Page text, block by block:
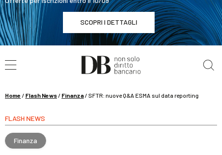
SCOPRI I DETTAGLI
WEBINAR / 1° Ottobre
La riforma del sistema sanzionatorio del TUF
Home / Flash News/ Finanza/ SFTR: nuove Q&A ESMA sul data reporting
FLASH NEWS
Finanza